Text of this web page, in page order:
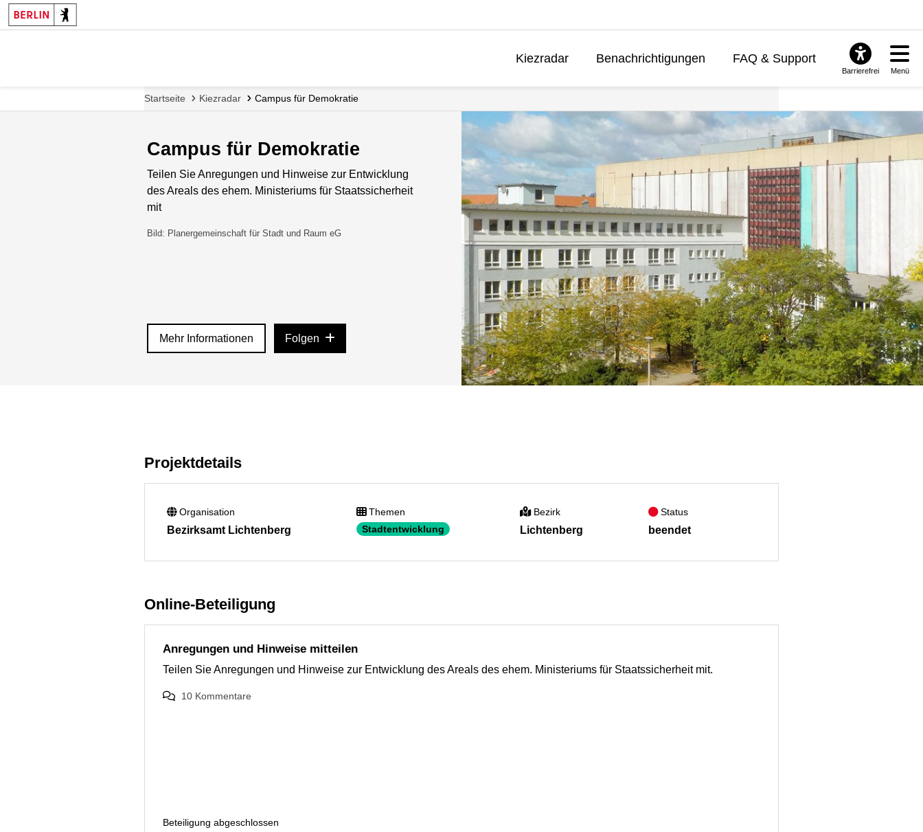
Kiezradar Benachrichtigungen FAQ & Support
Barrierefrei Menü
Startseite Kiezradar Campus für Demokratie
Campus für Demokratie
Teilen Sie Anregungen und Hinweise zur Entwicklung
des Areals des ehem. Ministeriums für Staatssicherheit
mit
Bild: Planergemeinschaft für Stadt und Raum eG
Mehr Informationen Folgen
Projektdetails
Organisation
Bezirksamt Lichtenberg
Themen
Stadtentwicklung
Bezirk
Lichtenberg
Status
beendet
Online-Beteiligung
Anregungen und Hinweise mitteilen
Teilen Sie Anregungen und Hinweise zur Entwicklung des Areals des ehem. Ministeriums für Staatssicherheit mit.
10 Kommentare
Beteiligung abgeschlossen